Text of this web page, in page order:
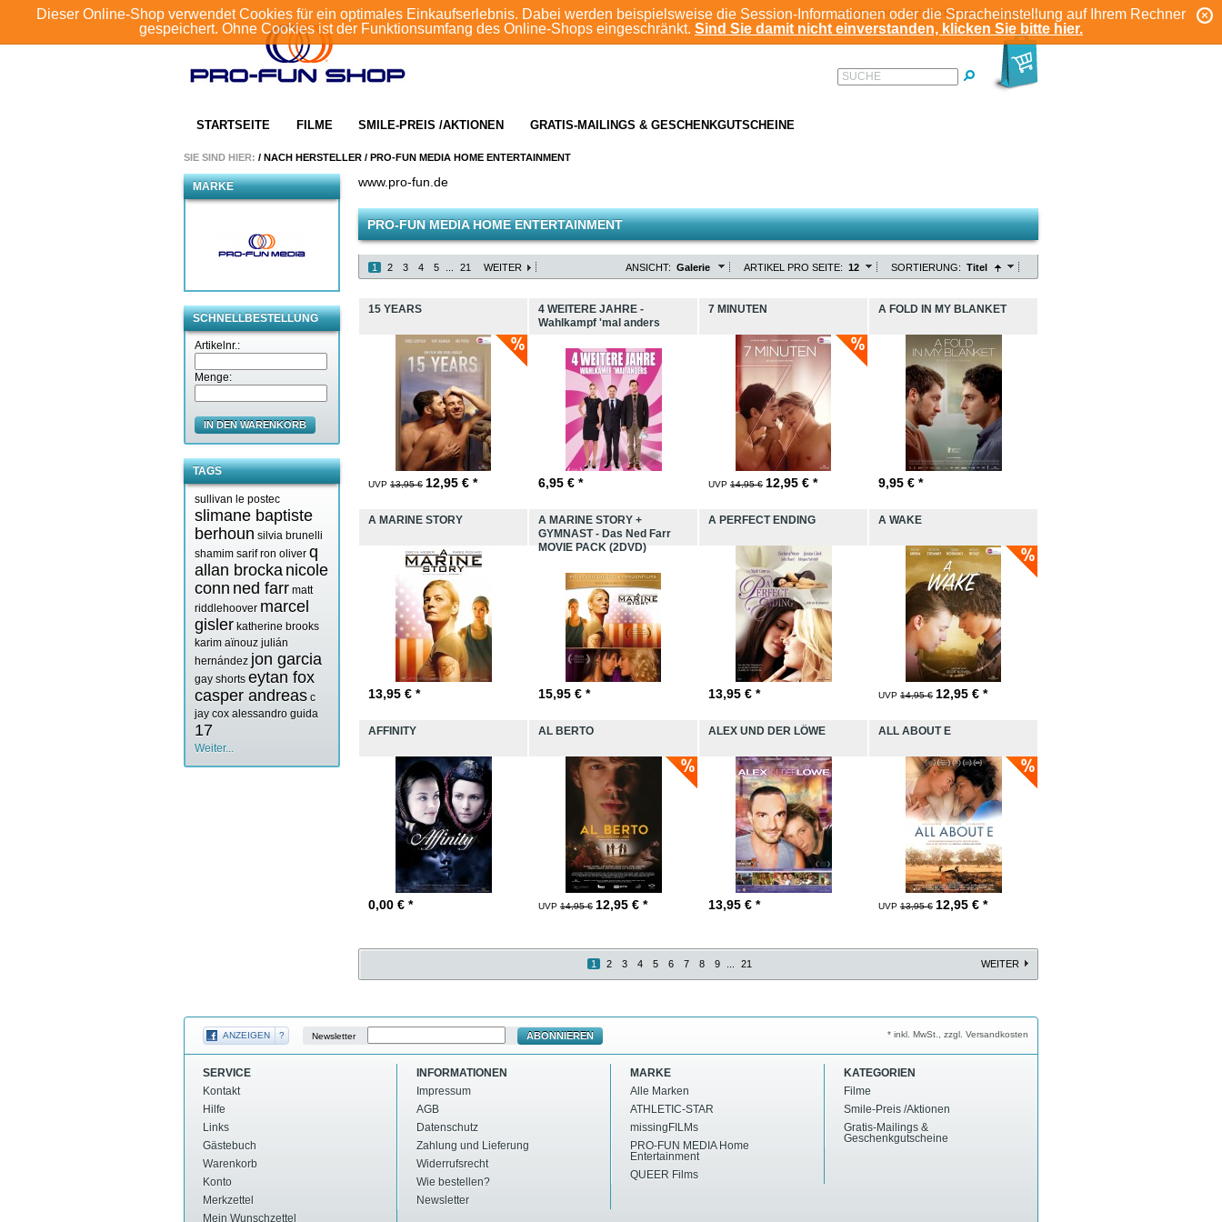
Dieser Online-Shop verwendet Cookies für ein optimales Einkaufserlebnis. Dabei werden beispielsweise die Session-Informationen oder die Spracheinstellung auf Ihrem Rechner
gespeichert. Ohne Cookies ist der Funktionsumfang des Online-Shops eingeschränkt. Sind Sie damit nicht einverstanden, klicken Sie bitte hier.
KONTO
ANMELDEN REGISTRIEREN
STARTSEITE FILME SMILE-PREIS /AKTIONEN GRATIS-MAILINGS & GESCHENKGUTSCHEINE
SUCHE
SIE SIND HIER: / NACH HERSTELLER / PRO-FUN MEDIA HOME ENTERTAINMENT
MARKE
SCHNELLBESTELLUNG
Artikelnr.:
Menge:
IN DEN WARENKORB
TAGS
sullivan le postec
slimane baptiste
berhoun silvia brunelli
shamim sarif ron oliver q
allan brocka nicole
conn ned farr matt
riddlehoover marcel
gisler katherine brooks
karim aïnouz julián
hernández jon garcia
gay shorts eytan fox
casper andreas c
jay cox alessandro guida
17
Weiter...
www.pro-fun.de
PRO-FUN MEDIA HOME ENTERTAINMENT
1 2 3 4 5 21 WEITER SORTIERUNG: Titel
ARTIKEL PRO SEITE: 12
ANSICHT: Galerie
15 YEARS
UVP 13,95 € 12,95 € *
4 WEITERE JAHRE -
Wahlkampf 'mal anders
6,95 € *
7 MINUTEN
UVP 14,95 € 12,95 € *
A FOLD IN MY BLANKET
9,95 € *
A MARINE STORY
13,95 € *
A MARINE STORY +
GYMNAST - Das Ned Farr
MOVIE PACK (2DVD)
15,95 € *
A PERFECT ENDING
13,95 € *
A WAKE
UVP 14,95 € 12,95 € *
AFFINITY
0,00 € *
AL BERTO
UVP 14,95 € 12,95 € *
ALEX UND DER LÖWE
13,95 € *
ALL ABOUT E
UVP 13,95 € 12,95 € *
1 2 3 4 5 6 7 8 9 21 WEITER
ANZEIGEN ? Newsletter ABONNIEREN * inkl. MwSt., zzgl. Versandkosten
SERVICE
Kontakt
Hilfe
Links
Gästebuch
Warenkorb
Konto
Merkzettel
Mein Wunschzettel
INFORMATIONEN
Impressum
AGB
Datenschutz
Zahlung und Lieferung
Widerrufsrecht
Wie bestellen?
Newsletter
MARKE
Alle Marken
ATHLETIC-STAR
missingFILMs
PRO-FUN MEDIA Home
Entertainment
QUEER Films
KATEGORIEN
Filme
Smile-Preis /Aktionen
Gratis-Mailings &
Geschenkgutscheine